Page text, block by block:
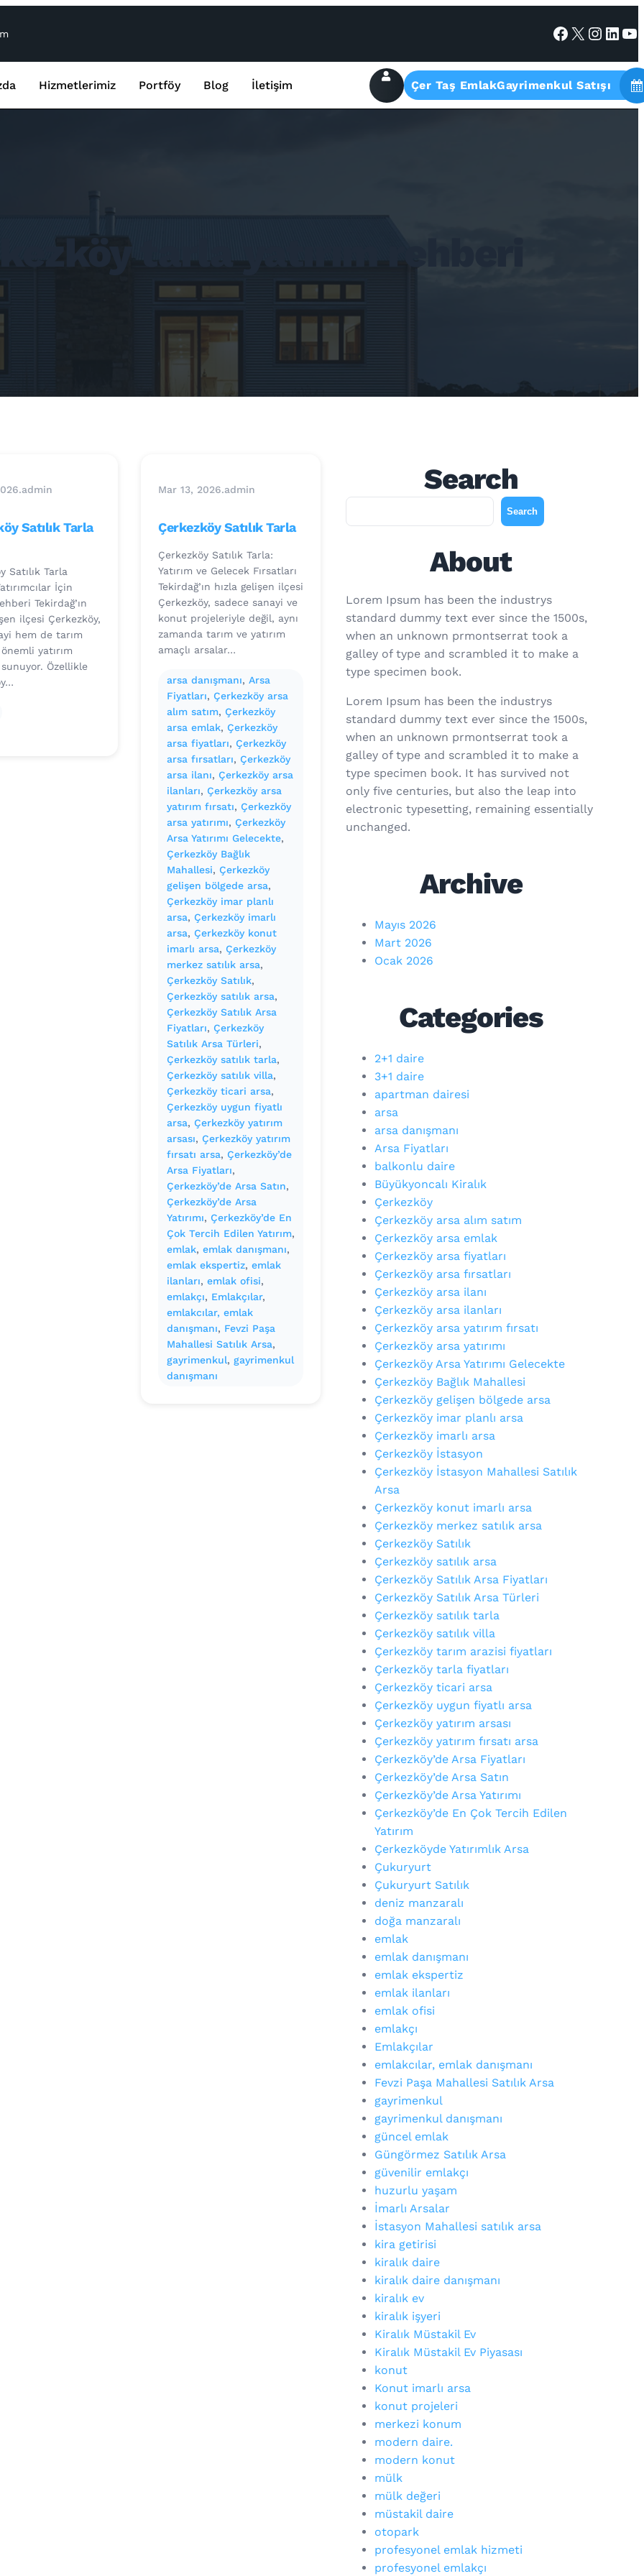
Facebook X Instagram LinkedIn YouTube
Hizmetlerimiz Portföy Blog İletişim Çer Taş EmlakGayrimenkul Satışı
tarla yatırım rehberi
.admin
Satılık Tarla
Satılık Tarla
İçin
Tekirdağ’ın
ilçesi Çerkezköy,
hem de tarım
yatırım
sunuyor. Özellikle
Mar 13, 2026.admin
Çerkezköy Satılık Tarla
Çerkezköy Satılık Tarla:
Yatırım ve Gelecek Fırsatları
Tekirdağ’ın hızla gelişen ilçesi
Çerkezköy, sadece sanayi ve
konut projeleriyle değil, aynı
zamanda tarım ve yatırım
amaçlı arsalar…
arsa danışmanı, Arsa
Fiyatları, Çerkezköy arsa
alım satım, Çerkezköy
arsa emlak, Çerkezköy
arsa fiyatları, Çerkezköy
arsa fırsatları, Çerkezköy
arsa ilanı, Çerkezköy arsa
ilanları, Çerkezköy arsa
yatırım fırsatı, Çerkezköy
arsa yatırımı, Çerkezköy
Arsa Yatırımı Gelecekte
Çerkezköy Bağlık
Mahallesi, Çerkezköy
gelişen bölgede arsa
Çerkezköy imar planlı
arsa, Çerkezköy imarlı
arsa, Çerkezköy konut
imarlı arsa, Çerkezköy
merkez satılık arsa
Çerkezköy Satılık
Çerkezköy satılık arsa
Çerkezköy Satılık Arsa
Fiyatları, Çerkezköy
Satılık Arsa Türleri
Çerkezköy satılık tarla
Çerkezköy satılık villa
Çerkezköy ticari arsa
Çerkezköy uygun fiyatlı
arsa, Çerkezköy yatırım
arsası, Çerkezköy yatırım
fırsatı arsa, Çerkezköy’de
Arsa Fiyatları
Çerkezköy’de Arsa Satın
Çerkezköy’de Arsa
Yatırımı, Çerkezköy’de En
Çok Tercih Edilen Yatırım
emlak, emlak danışmanı
emlak ekspertiz, emlak
ilanları, emlak ofisi
emlakçı, Emlakçılar
emlakcılar, emlak
danışmanı, Fevzi Paşa
Mahallesi Satılık Arsa
gayrimenkul, gayrimenkul
danışmanı
Search
A
r
Search
About
Lorem Ipsum has been the industrys
standard dummy text ever since the 1500s,
when an unknown prmontserrat took a
galley of type and scrambled it to make a
type specimen book.
Lorem Ipsum has been the industrys
standard dummy text ever since the 1500s,
when an unknown prmontserrat took a
galley of type and scrambled it to make a
type specimen book. It has survived not
only five centuries, but also the leap into
electronic typesetting, remaining essentially
unchanged.
Archive
Mayıs 2026
Mart 2026
Ocak 2026
Categories
2+1 daire
3+1 daire
apartman dairesi
arsa
arsa danışmanı
Arsa Fiyatları
balkonlu daire
Büyükyoncalı Kiralık
Çerkezköy
Çerkezköy arsa alım satım
Çerkezköy arsa emlak
Çerkezköy arsa fiyatları
Çerkezköy arsa fırsatları
Çerkezköy arsa ilanı
Çerkezköy arsa ilanları
Çerkezköy arsa yatırım fırsatı
Çerkezköy arsa yatırımı
Çerkezköy Arsa Yatırımı Gelecekte
Çerkezköy Bağlık Mahallesi
Çerkezköy gelişen bölgede arsa
Çerkezköy imar planlı arsa
Çerkezköy imarlı arsa
Çerkezköy İstasyon
Çerkezköy İstasyon Mahallesi Satılık
Arsa
Çerkezköy konut imarlı arsa
Çerkezköy merkez satılık arsa
Çerkezköy Satılık
Çerkezköy satılık arsa
Çerkezköy Satılık Arsa Fiyatları
Çerkezköy Satılık Arsa Türleri
Çerkezköy satılık tarla
Çerkezköy satılık villa
Çerkezköy tarım arazisi fiyatları
Çerkezköy tarla fiyatları
Çerkezköy ticari arsa
Çerkezköy uygun fiyatlı arsa
Çerkezköy yatırım arsası
Çerkezköy yatırım fırsatı arsa
Çerkezköy’de Arsa Fiyatları
Çerkezköy’de Arsa Satın
Çerkezköy’de Arsa Yatırımı
Çerkezköy’de En Çok Tercih Edilen
Yatırım
Çerkezköyde Yatırımlık Arsa
Çukuryurt
Çukuryurt Satılık
deniz manzaralı
doğa manzaralı
emlak
emlak danışmanı
emlak ekspertiz
emlak ilanları
emlak ofisi
emlakçı
Emlakçılar
emlakcılar, emlak danışmanı
Fevzi Paşa Mahallesi Satılık Arsa
gayrimenkul
gayrimenkul danışmanı
güncel emlak
Güngörmez Satılık Arsa
güvenilir emlakçı
huzurlu yaşam
İmarlı Arsalar
İstasyon Mahallesi satılık arsa
kira getirisi
kiralık daire
kiralık daire danışmanı
kiralık ev
kiralık işyeri
Kiralık Müstakil Ev
Kiralık Müstakil Ev Piyasası
konut
Konut imarlı arsa
konut projeleri
merkezi konum
modern daire.
modern konut
mülk
mülk değeri
müstakil daire
otopark
profesyonel emlak hizmeti
profesyonel emlakçı